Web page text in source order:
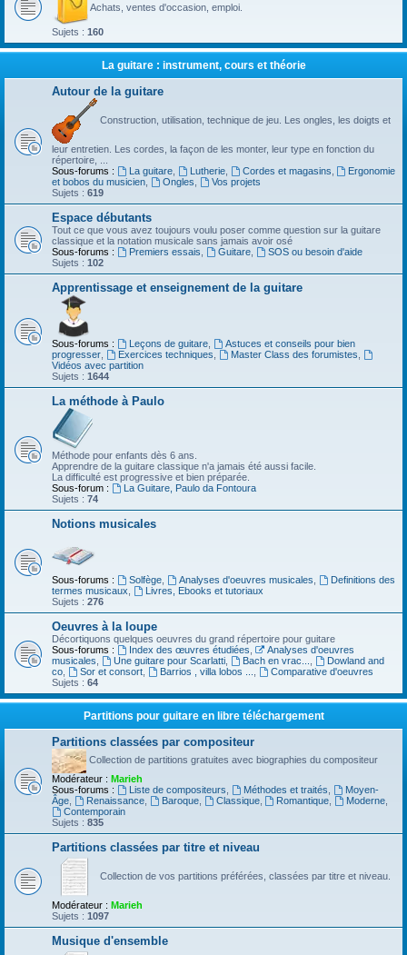
Achats, ventes d'occasion, emploi.
Sujets : 160
La guitare : instrument, cours et théorie
Autour de la guitare
Construction, utilisation, technique de jeu. Les ongles, les doigts et
leur entretien. Les cordes, la façon de les monter, leur type en fonction du
répertoire, ...
Sous-forums :
La guitare, Lutherie, Cordes et magasins
Ergonomie
et bobos du musicien
Ongles
Vos projets
Sujets : 619
Espace débutants
Tout ce que vous avez toujours voulu poser comme question sur la guitare
classique et la notation musicale sans jamais avoir osé
Sous-forums :
Premiers essais Guitare,
SOS ou besoin d'aide
Sujets : 102
Apprentissage et enseignement de la guitare
Sous-forums : Leçons de guitare,
Astuces et conseils pour bien
progresser
Exercices techniques Master Class des forumistes
Vidéos avec partition
Sujets : 1644
La méthode à Paulo
Méthode pour enfants dès 6 ans.
Apprendre de la guitare classique n'a jamais été aussi facile.
La difficulté est progressive et bien préparée.
Sous-forum :
La Guitare, Paulo da Fontoura
Sujets : 74
Notions musicales
Sous-forums : Solfège, Analyses d'oeuvres musicales
Definitions des
termes musicaux
Livres, Ebooks et tutoriaux
Sujets : 276
Oeuvres à la loupe
Décortiquons quelques oeuvres du grand répertoire pour guitare
Sous-forums :
Index des œuvres étudiées
Analyses d'oeuvres
musicales
Une guitare pour Scarlatti, Bach en vrac...
Dowland and
co
Sor et consort, Barrios , villa lobos ...
Comparative d'oeuvres
Sujets : 64
Partitions pour guitare en libre téléchargement
Partitions classées par compositeur
Collection de partitions gratuites avec biographies du compositeur
Modérateur : Marieh
Sous-forums :
Liste de compositeurs Méthodes et traités
Moyen-
Âge
Renaissance, Baroque, Classique, Romantique Moderne
Contemporain
Sujets : 835
Partitions classées par titre et niveau
Collection de vos partitions préférées, classées par titre et niveau.
Modérateur : Marieh
Sujets : 1097
Musique d'ensemble